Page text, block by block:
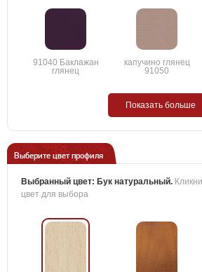
91040 Баклажан
глянец
капучино глянец
91050
Показать больше
Выберите цвет профиля
Выбранный цвет: Бук натуральный.
цвет для выбора